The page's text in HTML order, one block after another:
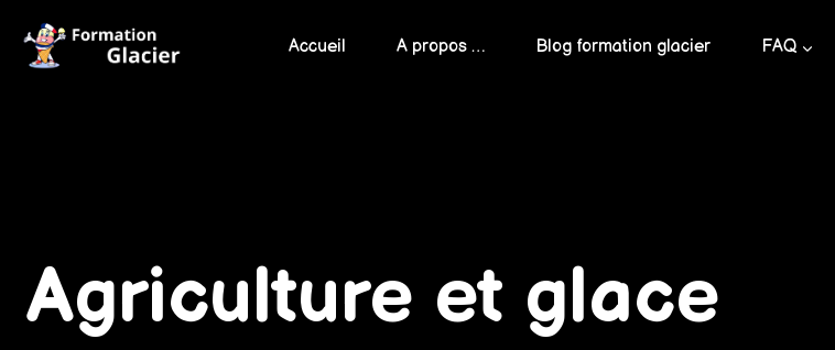
content
Accueil A propos … Blog formation glacier FAQ
Agriculture et glace